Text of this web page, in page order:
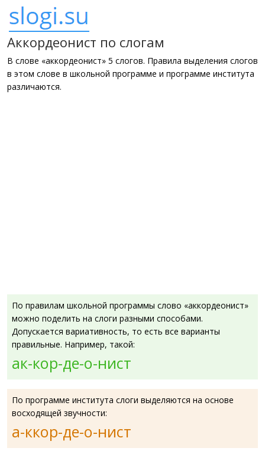
Аккордеонист по слогам
В слове «аккордеонист» 5 слогов. Правила выделения слогов
в этом слове в школьной программе и программе института
различаются.
По правилам школьной программы слово «аккордеонист»
можно поделить на слоги разными способами.
Допускается вариативность, то есть все варианты
правильные. Например, такой:
ак-кор-де-о-нист
По программе института слоги выделяются на основе
восходящей звучности:
а-ккор-де-о-нист